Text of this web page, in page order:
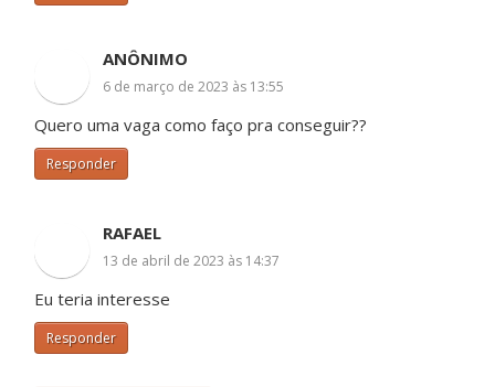
ANÔNIMO
6 de março de 2023 às 13:55
Quero uma vaga como faço pra conseguir??
Responder
RAFAEL
13 de abril de 2023 às 14:37
Eu teria interesse
Responder